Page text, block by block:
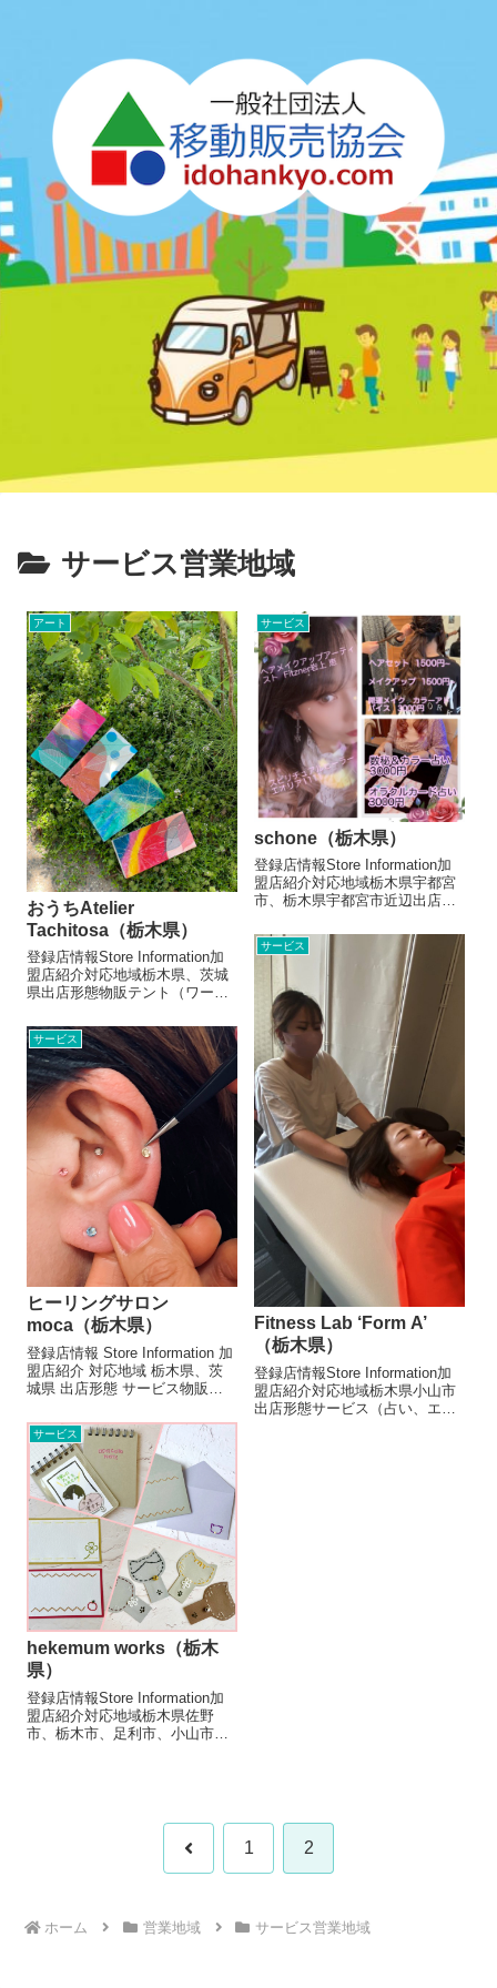
サービス営業地域
アート
おうちAtelier
Tachitosa（栃木県）
登録店情報Store Information加
盟店紹介対応地域栃木県、茨城
県出店形態物販テント（ワーク
取扱品目ボタニーペインティン
グ作品1000円～、キッチンソー
プ800円、ワークショップ700円
～他お店より蓮...
サービス
schone（栃木県）
登録店情報Store Information加
盟店紹介対応地域栃木県宇都宮
市、栃木県宇都宮市近辺出店形
など）メニュー/販売・取扱品目
ヘアセット 1500円～、メイク
1500円～、占い 1500円～お店
よりヘアメイ...
サービス
Fitness Lab ‘Form A’
（栃木県）
登録店情報Store Information加
盟店紹介対応地域栃木県小山市
出店形態サービス（占い、エン
サービス
ヒーリングサロン
moca（栃木県）
登録店情報 Store Information 加
盟店紹介 対応地域 栃木県、茨
城県 出店形態 サービス物販テ
（参考数値です） 耳つぼジュエ
リー お店より 体調不良や気に
なるツボに耳つぼジュエリーの
シールを貼っ...
サービス
hekemum works（栃木
県）
登録店情報Store Information加
盟店紹介対応地域栃木県佐野
市、栃木市、足利市、小山市、
ンドメイド、クラフト系メ...
1 2
ホーム 営業地域 サービス営業地域